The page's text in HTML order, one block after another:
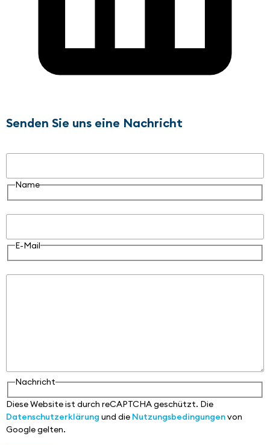
Senden Sie uns eine Nachricht
Name
E-Mail
Nachricht
Diese Website ist durch reCAPTCHA geschützt. Die
Datenschutzerklärung und die Nutzungsbedingungenvon
Google gelten.